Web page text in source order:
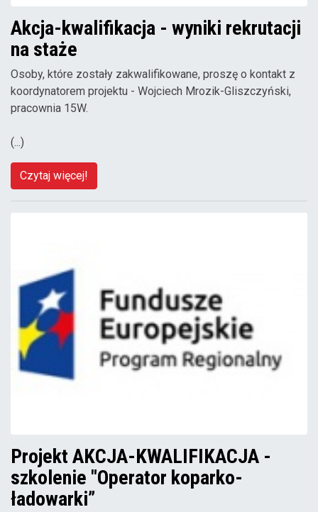
Akcja-kwalifikacja - wyniki rekrutacji
na staże
Osoby, które zostały zakwalifikowane, proszę o kontakt z
koordynatorem projektu - Wojciech Mrozik-Gliszczyński,
pracownia 15W.
(...)
Czytaj więcej!
Projekt AKCJA-KWALIFIKACJA -
szkolenie "Operator koparko-
ładowarki”